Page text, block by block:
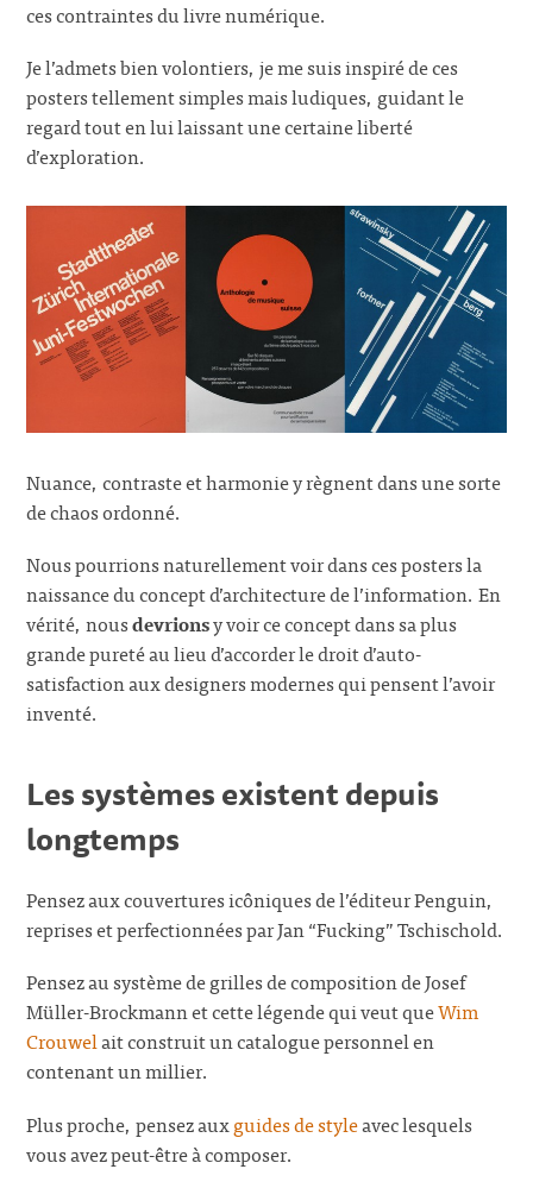
ces contraintes du livre numérique.
Je l’admets bien volontiers, je me suis inspiré de ces
posters tellement simples mais ludiques, guidant le
regard tout en lui laissant une certaine liberté
d’exploration.
Nuance, contraste et harmonie y règnent dans une sorte
de chaos ordonné.
Nous pourrions naturellement voir dans ces posters la
naissance du concept d’architecture de l’information. En
vérité, nousdevrionsy voir ce concept dans sa plus
grande pureté au lieu d’accorder le droit d’auto-
satisfaction aux designers modernes qui pensent l’avoir
inventé.
Les systèmes existent depuis
longtemps
Pensez aux couvertures icôniques de l’éditeur Penguin,
reprises et perfectionnées par Jan “Fucking” Tschischold.
Pensez au système de grilles de composition de Josef
Müller-Brockmann et cette légende qui veut queWim
Crouwelait construit un catalogue personnel en
contenant un millier.
Plus proche, pensez auxguides de styleavec lesquels
vous avez peut-être à composer.